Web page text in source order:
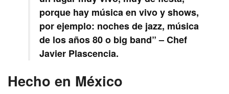
porque hay música en vivo y shows,
por ejemplo: noches de jazz, música
de los años 80 o big band” – Chef
Javier Plascencia.
Hecho en México